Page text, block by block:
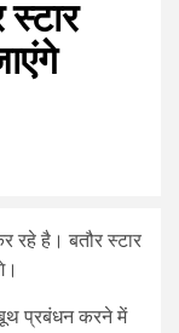
रहे है। बतौर स्टार
प्रबंधन करने में